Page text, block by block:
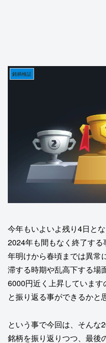
銘柄検証
今年もいよいよ残り4日と
2024年も間もなく終了す
年明けから春頃までは異常
滞する時期や乱高下する場
6000円近く上昇していま
と振り返る事ができるかと
という事で今回は、そんな
銘柄を振り返りつつ、最後